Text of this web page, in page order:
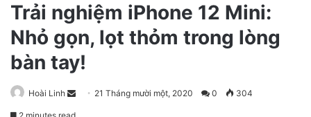
Trải nghiệm iPhone 12 Mini:
Nhỏ gọn, lọt thỏm trong lòng
bàn tay!
Hoài Linh 21 Tháng mười một, 2020 0 304